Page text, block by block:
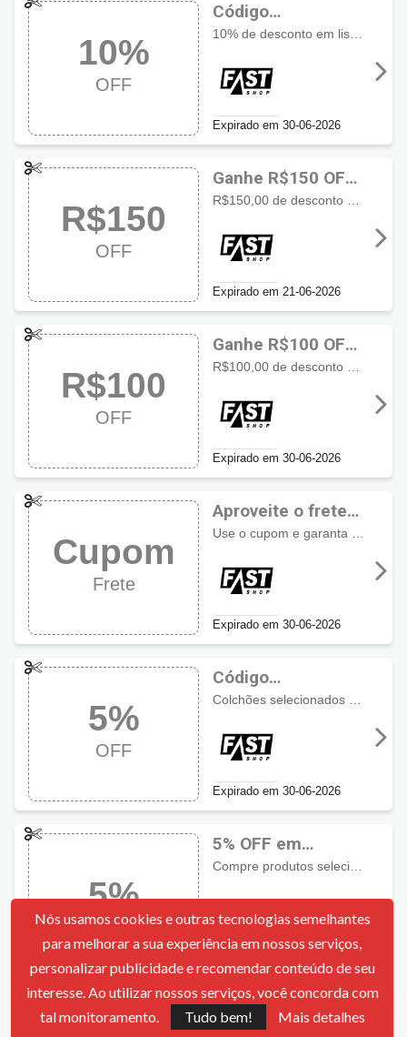
10%
OFF
Código
promocional Fast
OFF
Expirado em 30-06-2026
R$150
OFF
Ganhe R$150 OFF
com cupom Fast
Expirado em 21-06-2026
R$100
OFF
Ganhe R$100 OFF
com cupom Fast
Expirado em 30-06-2026
Cupom
Frete
Aproveite o frete
grátis usando
Expirado em 30-06-2026
5%
OFF
Código
promocional Fast
Expirado em 30-06-2026
5%
OFF
5% OFF em
produtos
cupom FastShop
Expirado em 30-06-2026
Cupom Fast Shop
Nós usamos cookies e outras tecnologias semelhantes
para melhorar a sua experiência em nossos serviços,
personalizar publicidade e recomendar conteúdo de seu
interesse. Ao utilizar nossos serviços, você concorda com
tal monitoramento.
Tudo bem! Mais detalhes